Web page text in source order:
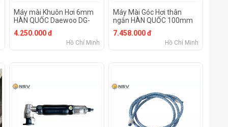
Máy mài Khuôn Hơi 6mm
HÀN QUỐC Daewoo DG-
38LS (Made in Korea) (DIE
GRINDER AIR )
4.250.000 đ
Hồ Chí Minh
Máy Mài Góc Hơi thân
ngắn HÀN QUỐC 100mm
Daewoo DAG-4SX (Made
in Korea) (4" ANGLE
7.458.000 đ
Hồ Chí Minh